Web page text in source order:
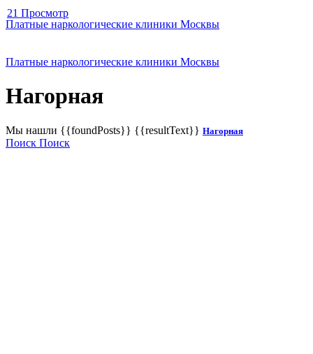
Платные наркологические клиники Москвы
Платные наркологические клиники Москвы
Нагорная
Мы нашли {{foundPosts}} {{resultText}} Нагорная
Поиск Поиск
21 Просмотр